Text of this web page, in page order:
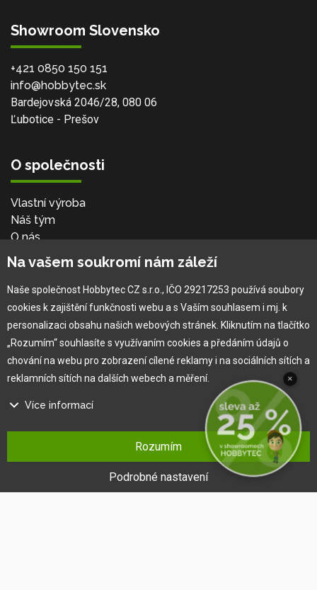
Showroom Slovensko
+421 0850 150 151
info@hobbytec.sk
Bardejovská 2046/28, 080 06
Ľubotice - Prešov
O společnosti
Vlastní výroba
Náš tým
O nás
Pro zákazníka
Obchodní podmínky
Věrnostní program
Jak na reklamaci
Výprodej
Na vašem soukromí nám záleží
Naše společnost Hobbytec CZ s.r.o., IČO 29217253 používá soubory
cookies k zajištění funkčnosti webu a s Vaším souhlasem i mj. k
personalizaci obsahu našich webových stránek. Kliknutím na tlačítko
„Rozumím“ souhlasíte s využívaním cookies a předáním údajů o
chování na webu pro zobrazení cílené reklamy i na sociálních sítích a
reklamních sítích na dalších webech a měření.
Více informací
Na našem webu používáme několik druhů kategorií cookies:
Ty jsou nezbytně nutné pro fungování webu a jeho funkcí, které se
rozhodnete využívat. Bez nich by náš web nefungoval, např. by nebylo
Rozumím
Podrobné nastavení
×